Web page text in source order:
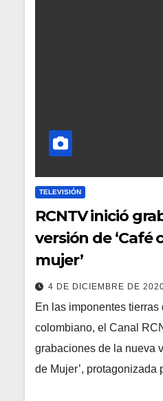
TELEVISIÓN
RCNTV inició
versión de ‘Café
mujer’
4 DE DICIEMBRE DE
En las imponentes
colombiano, el Canal
grabaciones de la nueva
de Mujer’,